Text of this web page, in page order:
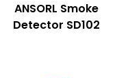
ANSORL Smoke
Detector SD102